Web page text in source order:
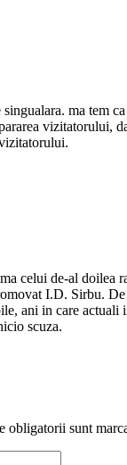
ma tem
vizitatorului,
celui de-al
I.D. Sirbu.
ani in care
scuza.
obligatorii sunt